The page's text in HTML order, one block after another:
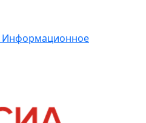
Информационное